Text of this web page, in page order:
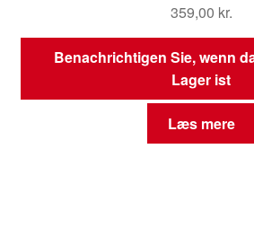
359,00 kr.
Benachrichtigen Sie, wenn
Lager ist
Læs mere